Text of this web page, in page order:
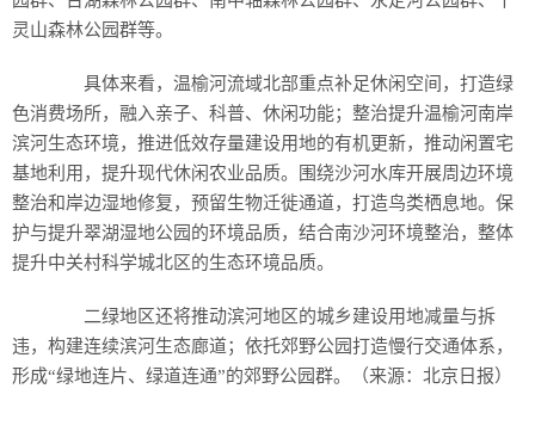
灵山森林公园群等。
具体来看，温榆河流域北部重点补足休闲空间，打造绿
色消费场所，融入亲子、科普、休闲功能；整治提升温榆河南岸
滨河生态环境，推进低效存量建设用地的有机更新，推动闲置宅
基地利用，提升现代休闲农业品质。围绕沙河水库开展周边环境
整治和岸边湿地修复，预留生物迁徙通道，打造鸟类栖息地。保
护与提升翠湖湿地公园的环境品质，结合南沙河环境整治，整体
提升中关村科学城北区的生态环境品质。
二绿地区还将推动滨河地区的城乡建设用地减量与拆
违，构建连续滨河生态廊道；依托郊野公园打造慢行交通体系，
形成“绿地连片、绿道连通”的郊野公园群。（来源：北京日报）